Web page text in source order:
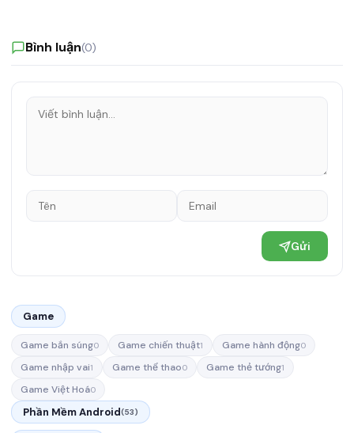
Bình luận(0)
Gửi
Game
Game bắn súng0 Game chiến thuật1 Game hành động0
Game nhập vai1 Game thể thao0 Game thẻ tướng1
Game Việt Hoá0
Phần Mềm Android(53)